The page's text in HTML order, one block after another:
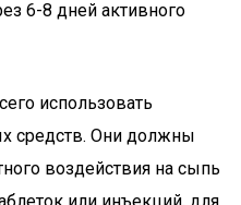
6-8 дней активного
использовать
средств. Они должны
воздействия на сыпь